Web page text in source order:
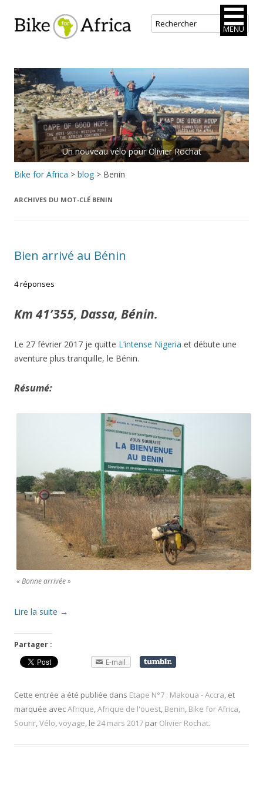
Bike for Africa
au
contenu
principal
Un nouveau vélo pour Olivier Rochat
Bike for Africa > blog > Benin
ARCHIVES DU MOT-CLÉ BENIN
Bien arrivé au Bénin
4 réponses
Km 41’355, Dassa, Bénin.
Le 27 février 2017 je quitte L’intense Nigeria et débute une
aventure plus tranquille, le Bénin.
Résumé:
« Bonne arrivée »
Lire la suite →
Partager :
E-mail
Cette entrée a été publiée dans Etape N°7 : Makoua - Accra, et
marquée avecAfrique,Afrique de l'ouest, Benin, Bike for Africa,
Sourir,Vélo,voyage, le 24 mars 2017 par Olivier Rochat.
MENU